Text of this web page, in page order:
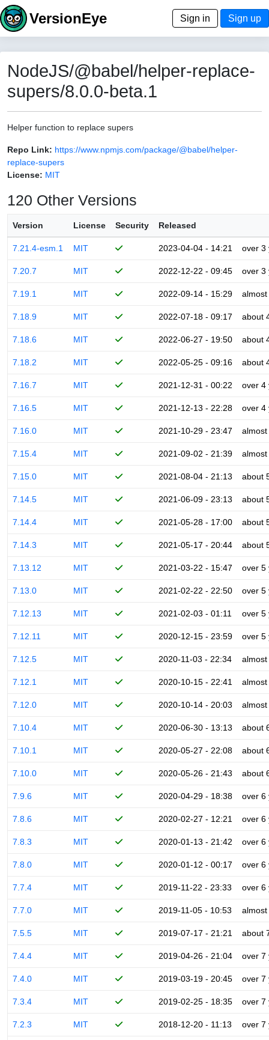
VersionEye Sign in Sign up
NodeJS/@babel/helper-replace-
supers/8.0.0-beta.1
Helper function to replace supers
Repo Link: https://www.npmjs.com/package/@babel/helper-
replace-supers
License: MIT
120 Other Versions
Version License Security Released
7.21.4-esm.1 MIT 2023-04-04 - 14:21 over 3
7.20.7 MIT 2022-12-22 - 09:45 over 3
7.19.1 MIT 2022-09-14 - 15:29
7.18.9 MIT 2022-07-18 - 09:17 about
7.18.6 MIT 2022-06-27 - 19:50 about
7.18.2 MIT 2022-05-25 - 09:16 about
7.16.7 MIT 2021-12-31 - 00:22 over 4
7.16.5 MIT 2021-12-13 - 22:28 over 4
7.16.0 MIT 2021-10-29 - 23:47
7.15.4 MIT 2021-09-02 - 21:39
7.15.0 MIT 2021-08-04 - 21:13 about
7.14.5 MIT 2021-06-09 - 23:13 about
7.14.4 MIT 2021-05-28 - 17:00 about
7.14.3 MIT 2021-05-17 - 20:44 about
7.13.12 MIT 2021-03-22 - 15:47 over 5
7.13.0 MIT 2021-02-22 - 22:50 over 5
7.12.13 MIT 2021-02-03 - 01:11 over 5
7.12.11 MIT 2020-12-15 - 23:59 over 5
7.12.5 MIT 2020-11-03 - 22:34
7.12.1 MIT 2020-10-15 - 22:41
7.12.0 MIT 2020-10-14 - 20:03
7.10.4 MIT 2020-06-30 - 13:13 about
7.10.1 MIT 2020-05-27 - 22:08 about
7.10.0 MIT 2020-05-26 - 21:43 about
7.9.6 MIT 2020-04-29 - 18:38 over 6
7.8.6 MIT 2020-02-27 - 12:21 over 6
7.8.3 MIT 2020-01-13 - 21:42 over 6
7.8.0 MIT 2020-01-12 - 00:17 over 6
7.7.4 MIT 2019-11-22 - 23:33 over 6
7.7.0 MIT 2019-11-05 - 10:53
7.5.5 MIT 2019-07-17 - 21:21 about
7.4.4 MIT 2019-04-26 - 21:04 over 7
7.4.0 MIT 2019-03-19 - 20:45 over 7
7.3.4 MIT 2019-02-25 - 18:35 over 7
7.2.3 MIT 2018-12-20 - 11:13 over 7